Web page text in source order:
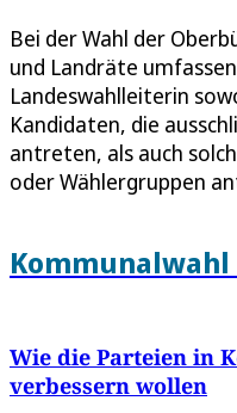
Bei der Wahl der
und Landräte
Landeswahlleiterin
Kandidaten, die
antreten, als auch
oder Wählergruppen
Kommunalwahl
Wie die Parteien in
verbessern wollen